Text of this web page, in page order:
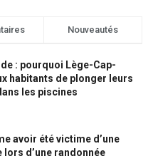
Nouveautés
: pourquoi Lège-Cap-
habitants de plonger leurs
les piscines
avoir été victime d’une
d’une randonnée